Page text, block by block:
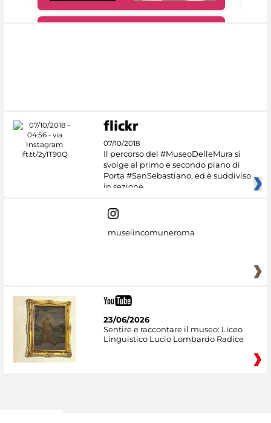
07/10/2018
Il percorso del #MuseoDelleMura si
svolge al primo e secondo piano di
Porta #SanSebastiano, ed è suddiviso
in sezione
museiincomuneroma
23/06/2026
Sentire e raccontare il museo: Liceo
Linguistico Lucio Lombardo Radice